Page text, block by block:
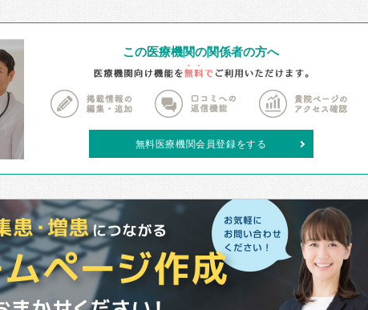
この医療機関の関係者の方へ
無料医療機関会員登録をする